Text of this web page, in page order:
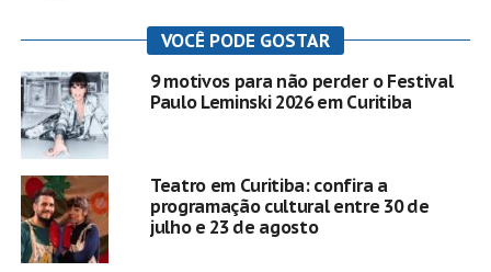
VOCÊ PODE GOSTAR
9 motivos para não perder o Festival
Paulo Leminski 2026 em Curitiba
Teatro em Curitiba: confira a
programação cultural entre 30 de
julho e 23 de agosto